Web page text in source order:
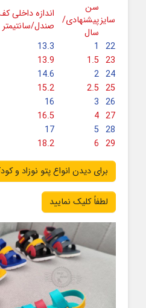
سایز
سن
پیشنهادی/
سال
اندازه داخلی
صندل/سانتیمتر
22
1
13.3
23
1.5
13.9
24
2
14.6
25
2.5
15.2
26
3
16
27
4
16.5
28
5
17
29
6
18.2
برای دیدن انواع پتو نوزاد و
لطفاً کلیک نمایید